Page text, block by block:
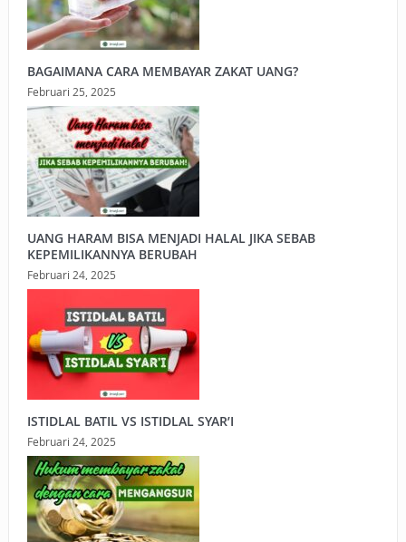
BAGAIMANA CARA MEMBAYAR ZAKAT UANG?
Februari 25, 2025
UANG HARAM BISA MENJADI HALAL JIKA SEBAB
KEPEMILIKANNYA BERUBAH
Februari 24, 2025
ISTIDLAL BATIL VS ISTIDLAL SYAR’I
Februari 24, 2025